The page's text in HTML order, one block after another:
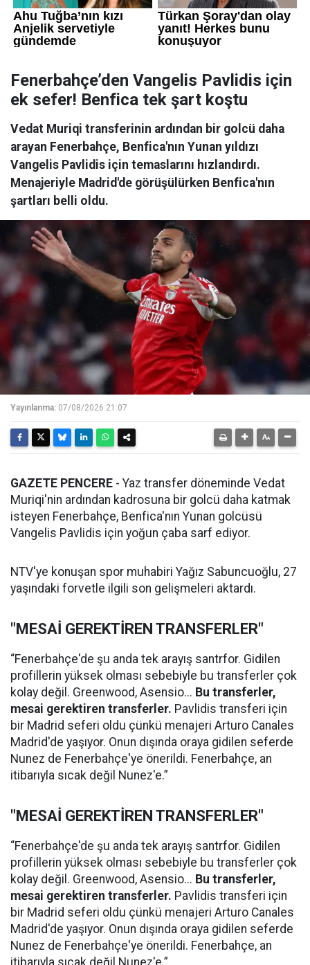
Fenerbahçe’den Vangelis Pavlidis için
ek sefer! Benfica tek şart koştu
Vedat Muriqi transferinin ardından bir golcü daha
arayan Fenerbahçe, Benfica'nın Yunan yıldızı
Vangelis Pavlidis için temaslarını hızlandırdı.
Menajeriyle Madrid'de görüşülürken Benfica'nın
şartları belli oldu.
Yayınlanma: 07/08/2026 21:07
GAZETE PENCERE - Yaz transfer döneminde Vedat
Muriqi'nin ardından kadrosuna bir golcü daha katmak
isteyen Fenerbahçe, Benfica'nın Yunan golcüsü
Vangelis Pavlidis için yoğun çaba sarf ediyor.
NTV'ye konuşan spor muhabiri Yağız Sabuncuoğlu, 27
yaşındaki forvetle ilgili son gelişmeleri aktardı.
"MESAİ GEREKTİREN TRANSFERLER"
“Fenerbahçe'de şu anda tek arayış santrfor. Gidilen
profillerin yüksek olması sebebiyle bu transferler çok
kolay değil. Greenwood, Asensio... Bu transferler,
mesai gerektiren transferler. Pavlidis transferi için
bir Madrid seferi oldu çünkü menajeri Arturo Canales
Madrid'de yaşıyor. Onun dışında oraya gidilen seferde
Nunez de Fenerbahçe'ye önerildi. Fenerbahçe, an
itibarıyla sıcak değil Nunez'e.”
"MESAİ GEREKTİREN TRANSFERLER"
“Fenerbahçe'de şu anda tek arayış santrfor. Gidilen
profillerin yüksek olması sebebiyle bu transferler çok
kolay değil. Greenwood, Asensio... Bu transferler,
mesai gerektiren transferler. Pavlidis transferi için
bir Madrid seferi oldu çünkü menajeri Arturo Canales
Madrid'de yaşıyor. Onun dışında oraya gidilen seferde
Nunez de Fenerbahçe'ye önerildi. Fenerbahçe, an
itibarıyla sıcak değil Nunez'e.”